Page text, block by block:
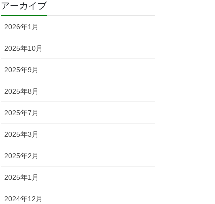
アーカイブ
2026年1月
2025年10月
2025年9月
2025年8月
2025年7月
2025年3月
2025年2月
2025年1月
2024年12月